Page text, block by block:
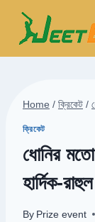
Skip
content
Home / ক্রিকেট /
ক্রিকেট
ধোনির
হার্দিক-রাহুল
By Prize event